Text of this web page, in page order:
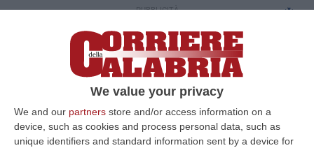
We value your privacy
We and our partners store and/or access information on a
device, such as cookies and process personal data, such as
unique identifiers and standard information sent by a device for